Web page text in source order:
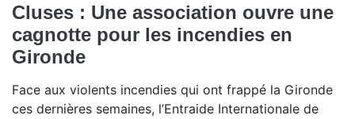
Cluses : Une association ouvre une
cagnotte pour les incendies en
Gironde
Face aux violents incendies qui ont frappé la Gironde
ces dernières semaines, l’Entraide Internationale de